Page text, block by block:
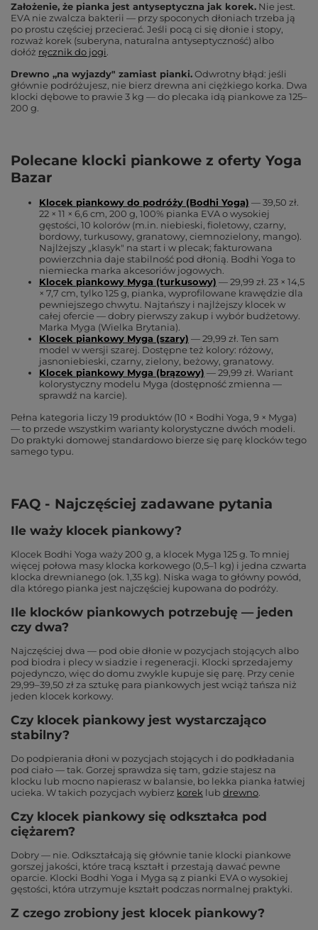
Założenie, że pianka jest antyseptyczna jak korek. Nie jest.
EVA nie zwalcza bakterii — przy spoconych dłoniach trzeba ją
po prostu częściej przecierać. Jeśli pocą ci się dłonie i stopy,
rozważ korek (suberyna, naturalna antyseptyczność) albo
dołóż ręcznik do jogi.
Drewno „na wyjazdy" zamiast pianki.Odwrotny błąd: jeśli
głównie podróżujesz, nie bierz drewna ani ciężkiego korka. Dwa
klocki dębowe to prawie 3 kg — do plecaka idą piankowe za 125–
200 g.
Polecane klocki piankowe z oferty Yoga
Bazar
Klocek piankowy do podróży (Bodhi Yoga) — 39,50 zł.
22 × 11 × 6,6 cm, 200 g, 100% pianka EVA o wysokiej
gęstości, 10 kolorów (m.in. niebieski, fioletowy, czarny,
bordowy, turkusowy, granatowy, ciemnozielony, mango).
Najlżejszy „klasyk" na start i w plecak; fakturowana
powierzchnia daje stabilność pod dłonią. Bodhi Yoga to
niemiecka marka akcesoriów jogowych.
Klocek piankowy Myga (turkusowy) — 29,99 zł. 23 × 14,5
× 7,7 cm, tylko 125 g, pianka, wyprofilowane krawędzie dla
pewniejszego chwytu. Najtańszy i najlżejszy klocek w
całej ofercie — dobry pierwszy zakup i wybór budżetowy.
Marka Myga (Wielka Brytania).
Klocek piankowy Myga (szary) — 29,99 zł. Ten sam
model w wersji szarej. Dostępne też kolory: różowy,
jasnoniebieski, czarny, zielony, beżowy, granatowy.
Klocek piankowy Myga (brązowy) — 29,99 zł. Wariant
kolorystyczny modelu Myga (dostępność zmienna —
sprawdź na karcie).
Pełna kategoria liczy 19 produktów (10 × Bodhi Yoga, 9 × Myga)
— to przede wszystkim warianty kolorystyczne dwóch modeli.
Do praktyki domowej standardowo bierze się parę klocków tego
samego typu.
FAQ - Najczęściej zadawane pytania
Ile waży klocek piankowy?
Klocek Bodhi Yoga waży 200 g, a klocek Myga 125 g. To mniej
więcej połowa masy klocka korkowego (0,5–1 kg) i jedna czwarta
klocka drewnianego (ok. 1,35 kg). Niska waga to główny powód,
dla którego pianka jest najczęściej kupowana do podróży.
Ile klocków piankowych potrzebuję — jeden
czy dwa?
Najczęściej dwa — pod obie dłonie w pozycjach stojących albo
pod biodra i plecy w siadzie i regeneracji. Klocki sprzedajemy
pojedynczo, więc do domu zwykle kupuje się parę. Przy cenie
29,99–39,50 zł za sztukę para piankowych jest wciąż tańsza niż
jeden klocek korkowy.
Czy klocek piankowy jest wystarczająco
stabilny?
Do podpierania dłoni w pozycjach stojących i do podkładania
pod ciało — tak. Gorzej sprawdza się tam, gdzie stajesz na
klocku lub mocno napierasz w balansie, bo lekka pianka łatwiej
ucieka. W takich pozycjach wybierz korek lub drewno.
Czy klocek piankowy się odkształca pod
ciężarem?
Dobry — nie. Odkształcają się głównie tanie klocki piankowe
gorszej jakości, które tracą kształt i przestają dawać pewne
oparcie. Klocki Bodhi Yoga i Myga są z pianki EVA o wysokiej
gęstości, która utrzymuje kształt podczas normalnej praktyki.
Z czego zrobiony jest klocek piankowy?